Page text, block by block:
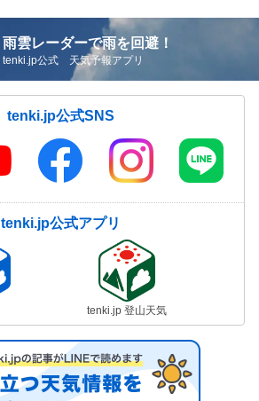
雨雲レーダーで雨を回避！
tenki.jp公式 天気予報アプリ
tenki.jp公式SNS
tenki.jp公式アプリ
tenki.jp 登山天気